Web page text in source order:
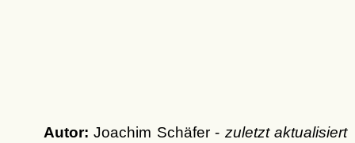
Autor: Joachim Schäfer - zuletzt aktualisiert